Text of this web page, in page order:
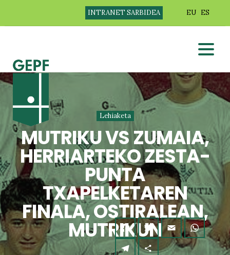
INTRANET SARBIDEA EU ES
Lehiaketa
MUTRIKU VS ZUMAIA,
HERRIARTEKO ZESTA-
PUNTA
TXAPELKETAREN
FINALA, OSTIRALEAN,
MUTRIKUN